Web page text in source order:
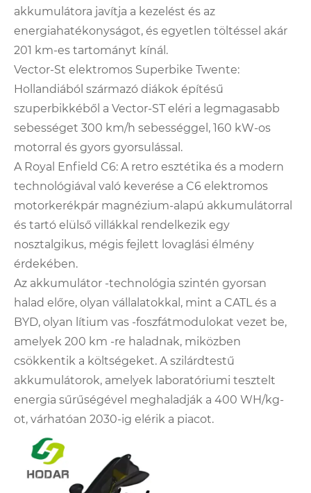
akkumulátora javítja a kezelést és az
energiahatékonyságot, és egyetlen töltéssel akár
201 km-es tartományt kínál.
Vector-St elektromos Superbike Twente:
Hollandiából származó diákok építésű
szuperbikkéből a Vector-ST eléri a legmagasabb
sebességet 300 km/h sebességgel, 160 kW-os
motorral és gyors gyorsulással.
A Royal Enfield C6: A retro esztétika és a modern
technológiával való keverése a C6 elektromos
motorkerékpár magnézium-alapú akkumulátorral
és tartó elülső villákkal rendelkezik egy
nosztalgikus, mégis fejlett lovaglási élmény
érdekében.
Az akkumulátor -technológia szintén gyorsan
halad előre, olyan vállalatokkal, mint a CATL és a
BYD, olyan lítium vas -foszfátmodulokat vezet be,
amelyek 200 km -re haladnak, miközben
csökkentik a költségeket. A szilárdtestű
akkumulátorok, amelyek laboratóriumi tesztelt
energia sűrűségével meghaladják a 400 WH/kg-
ot, várhatóan 2030-ig elérik a piacot.